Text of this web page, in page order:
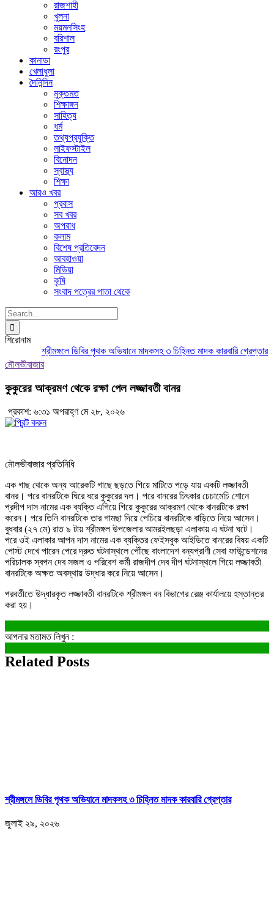
রাজশাহী
খুলনা
ময়মনসিংহ
বরিশাল
রংপুর
কানাডা
খেলাধুলা
দৈনিন্দিন
মুক্তমত
শিক্ষাঙ্গন
সাহিত্য
ধর্ম
তথ্যপ্রযুক্তি
লাইফস্টাইল
বিনোদন
স্বাস্থ্য
শিক্ষা
আরও খবর
প্রবাস
সব খবর
অপরাধ
কলাম
বিশেষ প্রতিবেদন
আবহাওয়া
মিডিয়া
কৃষি
সংবাদ পত্রের পাতা থেকে
Search
for:
শিরোনাম
শ্রীমঙ্গলে ডিবির পৃথক অভিযানে মাদকসহ ৩ চিহ্নিত মাদক কারবারি গ্রেপ্তার
মৌলভীবাজার
কুকুরের আক্রমণ থেকে রক্ষা পেল লজ্জাবতী বানর
প্রকাশ: ৬:৩১ অপরাহ্ণ মে ২৮, ২০২৬
মৌলভীবাজার প্রতিনিধি
এক গাছ থেকে অন্য আরেকটি গাছে ছড়তে গিয়ে মাটিতে পড়ে যায় একটি লজ্জাবতী
বানর। পরে বানরটিকে ঘিরে ধরে কুকুরের দল। পরে বানরের চিৎকার চেচামেচি শোনে
প্রদীপ দাস নামের এক ব্যক্তি এগিয়ে গিয়ে কুকুরের আক্রমণ থেকে বানরটিকে রক্ষা
করেন। পরে তিনি বানরটিকে তার গামছা দিয়ে পেচিয়ে বানরটিকে বাড়িতে নিয়ে আসেন।
বুধবার (২৭ মে) রাত ৯ টায় শ্রীমঙ্গল উপজেলার আমরইলছড়া এলাকায় এ ঘটনা ঘটে।
পরে ওই এলাকার আপন দাস নামের এক ব্যক্তির ফেইসবুক আইডিতে বানরের বিষয় একটি
পোস্ট দেখে পারেন পেরে দ্রুত ঘটনাস্থলে পৌঁছে বাংলাদেশ বন্যপ্রাণী সেবা ফাউন্ডেশনের
পরিচালক স্বপন দেব সজল ও পরিবেশ কর্মী রাজদীপ দেব দীপ ঘটনাস্থলে গিয়ে লজ্জাবতী
বানরটিকে অক্ষত অবস্থায় উদ্ধার করে নিয়ে আসেন।
পরবর্তীতে উদ্ধারকৃত লজ্জাবতী বানরটিকে শ্রীমঙ্গল বন বিভাগের রেঞ্জ কার্যালয়ে হস্তান্তর
করা হয়।
আপনার মতামত লিখুন :
Related Posts
শ্রীমঙ্গলে ডিবির পৃথক অভিযানে মাদকসহ ৩ চিহ্নিত মাদক কারবারি গ্রেপ্তার
জুলাই ২৯, ২০২৬